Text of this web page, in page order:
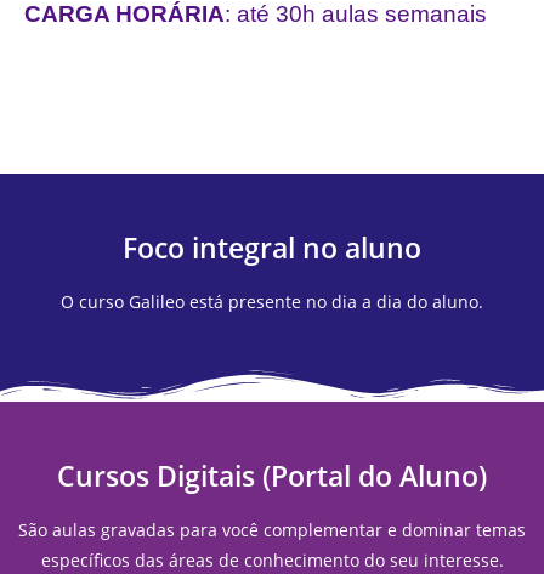
CARGA HORÁRIA: até 30h aulas semanais
Foco integral no aluno
O curso Galileo está presente no dia a dia do aluno.
Cursos Digitais (Portal do Aluno)
São aulas gravadas para você complementar e dominar temas
específicos das áreas de conhecimento do seu interesse.